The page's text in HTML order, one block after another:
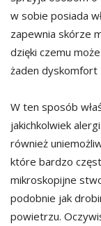
w sobie posiada
zapewnia skórze
dzięki czemu
żaden dyskomfort
W ten sposób
jakichkolwiek
również
które bardzo
mikroskopijne
podobnie jak
powietrzu.